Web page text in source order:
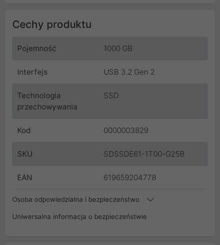
Cechy produktu
Pojemność 1000 GB
Interfejs USB 3.2 Gen 2
Technologia
przechowywania
SSD
Kod 0000003829
SKU SDSSDE61-1T00-G25B
EAN 619659204778
Osoba odpowiedzialna i bezpieczeństwo
Uniwersalna informacja o bezpieczeństwie